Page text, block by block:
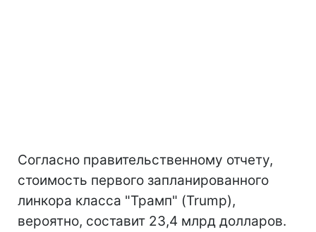
Согласно правительственному отчету,
стоимость первого запланированного
линкора класса "Трамп" (Trump),
вероятно, составит 23,4 млрд долларов.